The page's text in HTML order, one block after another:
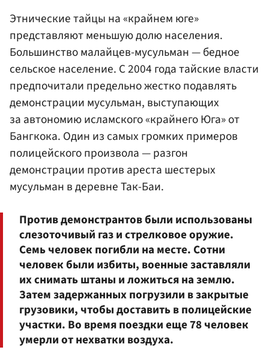
Этнические тайцы на «крайнем юге»
представляют меньшую долю населения.
Большинство малайцев-мусульман — бедное
сельское население. С 2004 года тайские власти
предпочитали предельно жестко подавлять
демонстрации мусульман, выступающих
за автономию исламского «крайнего Юга» от
Бангкока. Один из самых громких примеров
полицейского произвола — разгон
демонстрации против ареста шестерых
мусульман в деревне Так-Баи.
Против демонстрантов были использованы
слезоточивый газ и стрелковое оружие.
Семь человек погибли на месте. Сотни
человек были избиты, военные заставляли
их снимать штаны и ложиться на землю.
Затем задержанных погрузили в закрытые
грузовики, чтобы доставить в полицейские
участки. Во время поездки еще 78 человек
умерли от нехватки воздуха.